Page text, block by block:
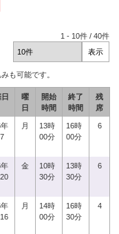
1 - 10件 /40件
も可能です。
曜
日
開始
時間
終了
時間
残
席
月
13時
00分
16時
00分
6
金
10時
30分
13時
30分
6
月
14時
00分
16時
30分
4